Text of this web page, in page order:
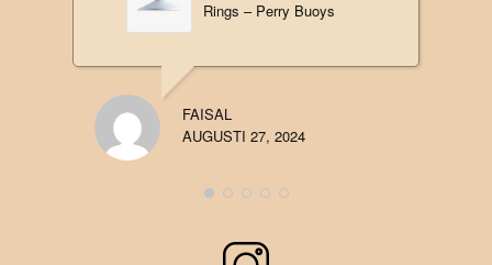
Rings – Perry Buoys
FAISAL
AUGUSTI 27, 2024